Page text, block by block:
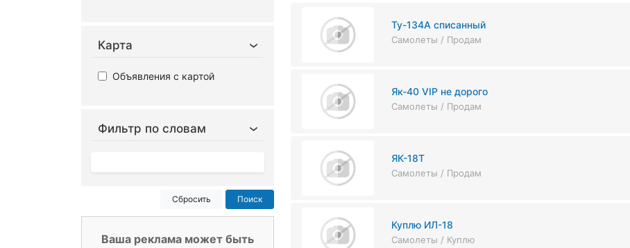
Карта
Объявления с картой
Фильтр по словам
Сбросить Поиск
Ваша реклама может быть
Ту-134А списанный
Самолеты / Продам
Як-40 VIP не дорого
Самолеты / Продам
ЯК-18Т
Самолеты / Продам
Куплю ИЛ-18
Самолеты / Куплю